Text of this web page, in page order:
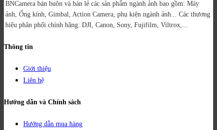
BNCamera bán buôn và bán lẻ các sản phẩm ngành ảnh bao gồm: Máy
ảnh, Ống kính, Gimbal, Action Camera, phụ kiện ngành ảnh... Các thương
hiệu phân phối chính hãng: DJI, Canon, Sony, Fujifilm, Viltrox,...
Thông tin
Giới thiệu
Liên hệ
Hướng dẫn và Chính sách
Hướng dẫn mua hàng